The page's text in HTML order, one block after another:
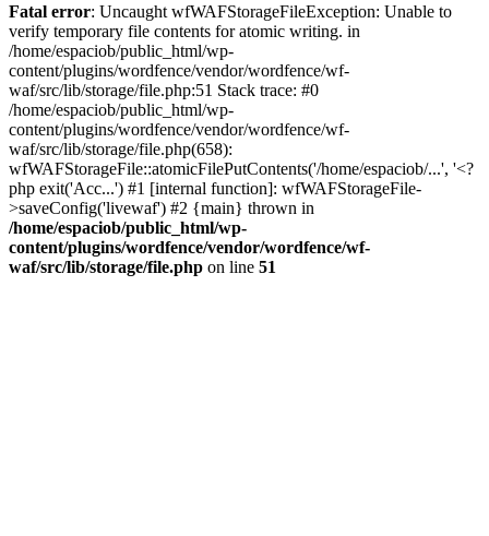
Fatal error: Uncaught wfWAFStorageFileException: Unable to
verify temporary file contents for atomic writing. in
/home/espaciob/public_html/wp-
content/plugins/wordfence/vendor/wordfence/wf-
waf/src/lib/storage/file.php:51 Stack trace: #0
/home/espaciob/public_html/wp-
content/plugins/wordfence/vendor/wordfence/wf-
waf/src/lib/storage/file.php(658):
wfWAFStorageFile::atomicFilePutContents('/home/espaciob/...', '<?
php exit('Acc...') #1 [internal function]: wfWAFStorageFile-
>saveConfig('livewaf') #2 {main} thrown in
/home/espaciob/public_html/wp-
content/plugins/wordfence/vendor/wordfence/wf-
waf/src/lib/storage/file.php on line 51